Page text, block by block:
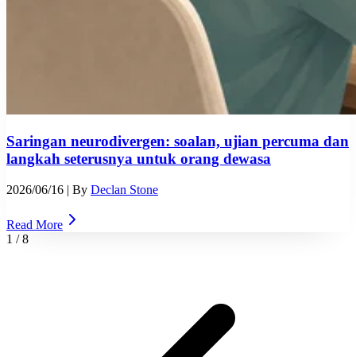
Saringan neurodivergen: soalan, ujian percuma dan
langkah seterusnya untuk orang dewasa
2026/06/16 | By Declan Stone
Read More
1 /8